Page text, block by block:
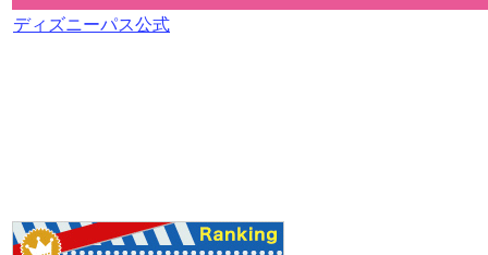
ディズニーパス公式